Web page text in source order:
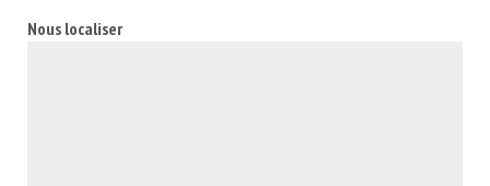
nettoyer la toiture.
Nous localiser